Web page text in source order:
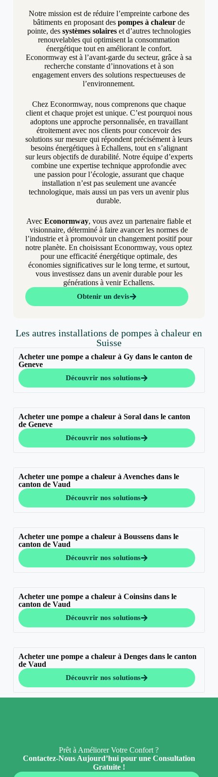
Notre mission est de réduire l’empreinte carbone des
bâtiments en proposant des pompes à chaleurde
pointe, des systèmes solaireset d’autres technologies
renouvelables qui optimisent la consommation
énergétique tout en améliorant le confort.
Econormway est à l’avant-garde du secteur, grâce à sa
recherche constante d’innovations et à son
engagement envers des solutions respectueuses de
l’environnement.
Chez Econormway, nous comprenons que chaque
client et chaque projet est unique. C’est pourquoi nous
adoptons une approche personnalisée, en travaillant
étroitement avec nos clients pour concevoir des
solutions sur mesure qui répondent précisément à leurs
besoins énergétiques à Echallens, tout en s’alignant
sur leurs objectifs de durabilité. Notre équipe d’experts
combine une expertise technique approfondie avec
une passion pour l’écologie, assurant que chaque
installation n’est pas seulement une avancée
technologique, mais aussi un pas vers un avenir plus
durable.
AvecEconormway, vous avez un partenaire fiable et
visionnaire, déterminé à faire avancer les normes de
l’industrie et à promouvoir un changement positif pour
notre planète. En choisissant Econormway, vous optez
pour une efficacité énergétique optimale, des
économies significatives sur le long terme, et surtout,
vous investissez dans un avenir durable pour les
générations à venir Echallens.
Obtenir un devis
Les autres installations de pompes à chaleur en
Suisse
Acheter une pompe a chaleur à Gy dans le canton de
Geneve
Découvrir nos solutions
Acheter une pompe a chaleur à Soral dans le canton
de Geneve
Découvrir nos solutions
Acheter une pompe a chaleur à Avenches dans le
canton de Vaud
Découvrir nos solutions
Acheter une pompe a chaleur à Boussens dans le
canton de Vaud
Découvrir nos solutions
Acheter une pompe a chaleur à Coinsins dans le
canton de Vaud
Découvrir nos solutions
Acheter une pompe a chaleur à Denges dans le canton
de Vaud
Découvrir nos solutions
Prêt à Améliorer Votre Confort ?
Contactez-Nous Aujourd’hui pour une Consultation
Gratuite !